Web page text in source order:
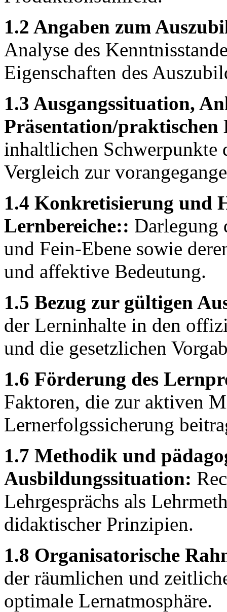
1.2 Angaben zum
Analyse des
Eigenschaften des
1.3 Ausgangssituation,
Präsentation/
inhaltlichen Schwerpunkte
Vergleich zur
1.4 Konkretisierung und
Lernbereiche:: Darlegung
und Fein-Ebene sowie
und affektive Bedeutung.
1.5 Bezug zur gültigen
der Lerninhalte in den
und die gesetzlichen
1.6 Förderung des
Faktoren, die zur aktiven
Lernerfolgssicherung
1.7 Methodik und
Ausbildungssituation:
Lehrgesprächs als
didaktischer Prinzipien.
1.8 Organisatorische
der räumlichen und
optimale Lernatmosphäre.